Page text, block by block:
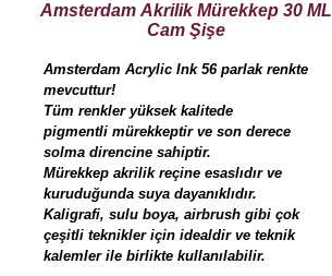
Amsterdam Akrilik Mürekkep 30 ML
Cam Şişe
Amsterdam Acrylic Ink 56 parlak renkte
mevcuttur!
Tüm renkler yüksek kalitede
pigmentli mürekkeptir ve son derece
solma direncine sahiptir.
Mürekkep akrilik reçine esaslıdır ve
kuruduğunda suya dayanıklıdır.
Kaligrafi, sulu boya, airbrush gibi çok
çeşitli teknikler için idealdir ve teknik
kalemler ile birlikte kullanılabilir.